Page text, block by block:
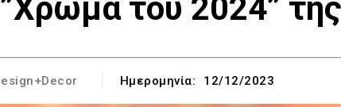
τoυ 2024”
Ημερομηνία: 12/12/2023